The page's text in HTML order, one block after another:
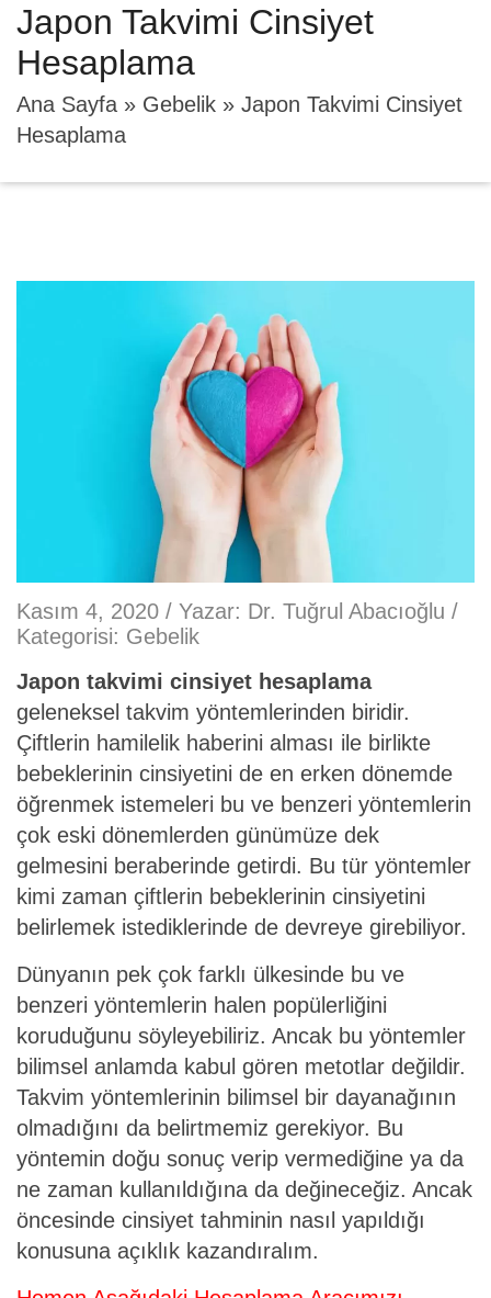
Japon Takvimi Cinsiyet
Hesaplama
Ana Sayfa » Gebelik » Japon Takvimi Cinsiyet
Hesaplama
Kasım 4, 2020 / Yazar: Dr. Tuğrul Abacıoğlu /
Kategorisi: Gebelik
Japon takvimi cinsiyet hesaplama
geleneksel takvim yöntemlerinden biridir.
Çiftlerin hamilelik haberini alması ile birlikte
bebeklerinin cinsiyetini de en erken dönemde
öğrenmek istemeleri bu ve benzeri yöntemlerin
çok eski dönemlerden günümüze dek
gelmesini beraberinde getirdi. Bu tür yöntemler
kimi zaman çiftlerin bebeklerinin cinsiyetini
belirlemek istediklerinde de devreye girebiliyor.
Dünyanın pek çok farklı ülkesinde bu ve
benzeri yöntemlerin halen popülerliğini
koruduğunu söyleyebiliriz. Ancak bu yöntemler
bilimsel anlamda kabul gören metotlar değildir.
Takvim yöntemlerinin bilimsel bir dayanağının
olmadığını da belirtmemiz gerekiyor. Bu
yöntemin doğu sonuç verip vermediğine ya da
ne zaman kullanıldığına da değineceğiz. Ancak
öncesinde cinsiyet tahminin nasıl yapıldığı
konusuna açıklık kazandıralım.